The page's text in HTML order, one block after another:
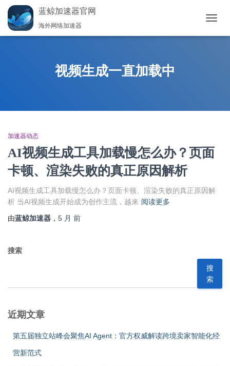
蓝鲸加速器官网
海外网络加速器
换
视频生成一直加载中
加速器动态
AI视频生成工具加载慢怎么办？页面
卡顿、渲染失败的真正原因解析
AI视频生成工具加载慢怎么办？页面卡顿、渲染失败的真正原因解
析 当AI视频生成开始成为创作主流，越来 阅读更多
由蓝鲸加速器 ， 5 月 前
搜索
搜
索
近期文章
第五届独立站峰会聚焦AI Agent：官方权威解读跨境卖家智能化经
营新范式